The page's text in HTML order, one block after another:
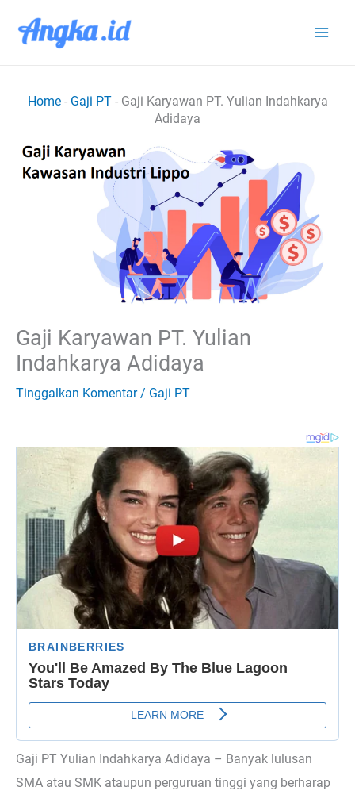
Home- Gaji PT- Gaji Karyawan PT. Yulian Indahkarya
Adidaya
Gaji Karyawan PT. Yulian
Indahkarya Adidaya
Tinggalkan Komentar / Gaji PT
Gaji PT Yulian Indahkarya Adidaya – Banyak lulusan
SMA atau SMK ataupun perguruan tinggi yang berharap